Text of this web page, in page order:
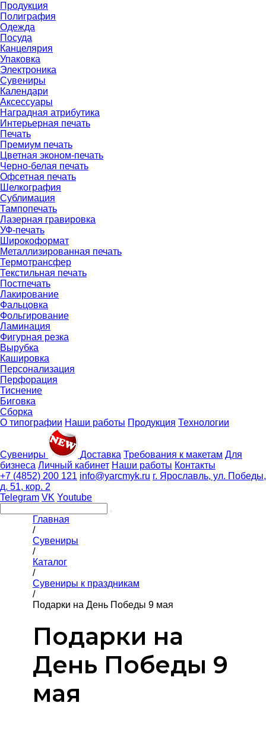
Продукция
Полиграфия
Одежда
Посуда
Канцелярия
Упаковка
Электроника
Сувениры
Календари
Аксессуары
Наградная атрибутика
Интерьерная печать
Печать
Премиум печать
Цветная эконом-печать
Черно-белая печать
Офсетная печать
Шелкография
Сублимация
Тампопечать
Лазерная гравировка
УФ-печать
Широкоформат
Металлизированная печать
Термотрансфер
Текстильная печать
Постпечать
Лакирование
Фальцовка
Фольгирование
Ламинация
Фигурная резка
Вырубка
Кашировка
Персонализация
Перфорация
Тиснение
Биговка
Сборка
О типографии Наши работы Продукция Технологии
Сувениры Доставка Требования к макетам Для
бизнеса Личный кабинет Наши работы Контакты
+7 (4852) 200 121 info@yarcmyk.ru г. Ярославль, ул. Победы,
д. 51, кор. 2
Telegram VK Youtube
Главная
/
Сувениры
/
Каталог
/
Сувениры к праздникам
/
Подарки на День Победы 9 мая
Подарки на
День Победы 9
мая